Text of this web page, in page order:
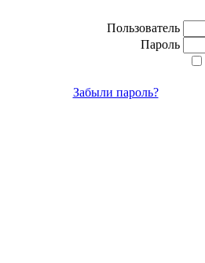
Пользователь
Пароль
Забыли пароль?